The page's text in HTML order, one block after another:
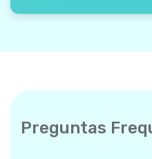
Preguntas